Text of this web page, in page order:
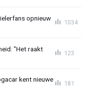
opnieuw
1034
"Het raakt
123
kent nieuwe
181